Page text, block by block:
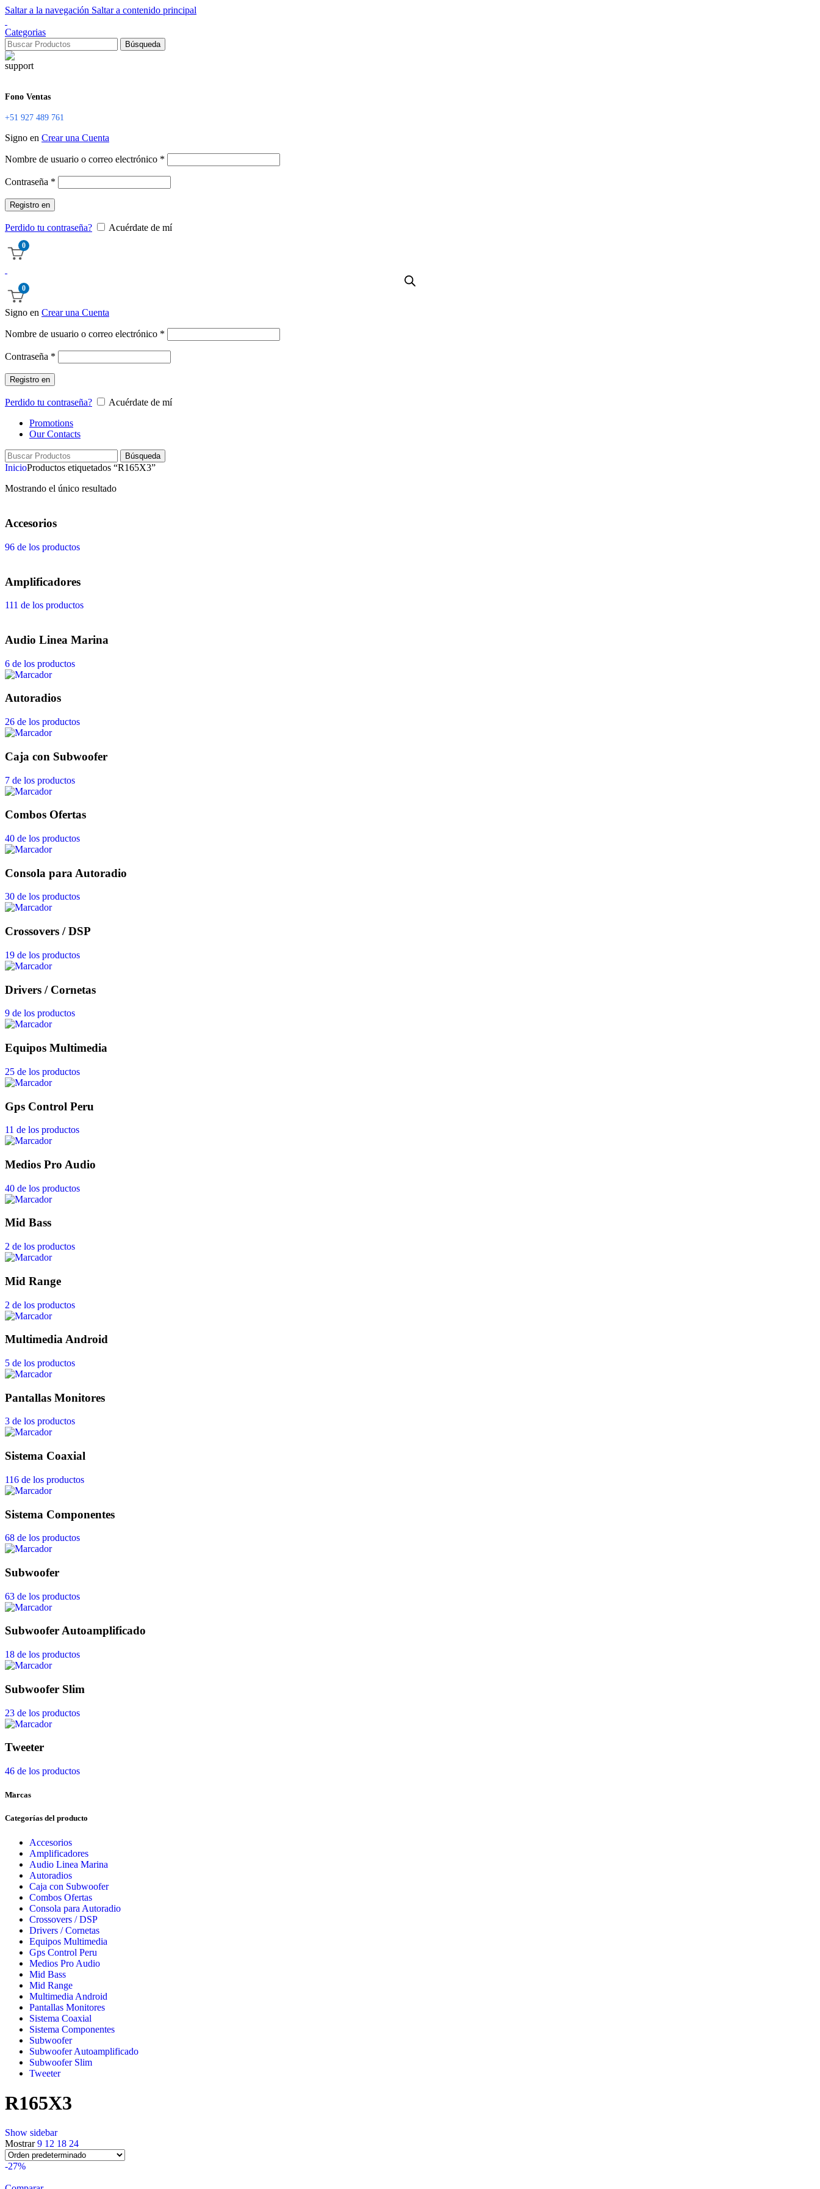
Saltar a la navegación Saltar a contenido principal
Categorias
Búsqueda
Fono Ventas
+51 927 489 761
Signo en Crear una Cuenta
Nombre de usuario o correo electrónico *
Contraseña *
Registro en
Perdido tu contraseña? Acuérdate de mí
0
0
Signo en Crear una Cuenta
Nombre de usuario o correo electrónico *
Contraseña *
Registro en
Perdido tu contraseña?
Acuérdate de mí
Promotions
Our Contacts
Búsqueda
InicioProductos etiquetados “R165X3”
Mostrando el único resultado
Accesorios
96 de los productos
Amplificadores
111 de los productos
Audio Linea Marina
6 de los productos
Autoradios
26 de los productos
Caja con Subwoofer
7 de los productos
Combos Ofertas
40 de los productos
Consola para Autoradio
30 de los productos
Crossovers / DSP
19 de los productos
Drivers / Cornetas
9 de los productos
Equipos Multimedia
25 de los productos
Gps Control Peru
11 de los productos
Medios Pro Audio
40 de los productos
Mid Bass
2 de los productos
Mid Range
2 de los productos
Multimedia Android
5 de los productos
Pantallas Monitores
3 de los productos
Sistema Coaxial
116 de los productos
Sistema Componentes
68 de los productos
Subwoofer
63 de los productos
Subwoofer Autoamplificado
18 de los productos
Subwoofer Slim
23 de los productos
Tweeter
46 de los productos
Marcas
Categorías del producto
Accesorios
Amplificadores
Audio Linea Marina
Autoradios
Caja con Subwoofer
Combos Ofertas
Consola para Autoradio
Crossovers / DSP
Drivers / Cornetas
Equipos Multimedia
Gps Control Peru
Medios Pro Audio
Mid Bass
Mid Range
Multimedia Android
Pantallas Monitores
Sistema Coaxial
Sistema Componentes
Subwoofer
Subwoofer Autoamplificado
Subwoofer Slim
Tweeter
R165X3
Show sidebar
Mostrar9 12 18 24
-27%